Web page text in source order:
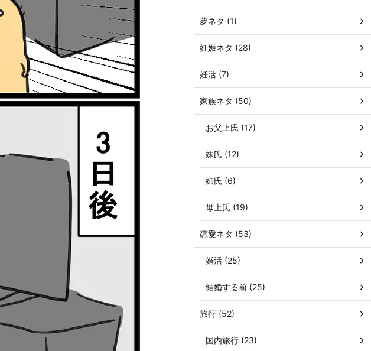
夢ネタ (1)
妊娠ネタ (28)
妊活 (7)
家族ネタ (50)
お父上氏 (17)
妹氏 (12)
姉氏 (6)
母上氏 (19)
恋愛ネタ (53)
婚活 (25)
結婚する前 (25)
旅行 (52)
国内旅行 (23)